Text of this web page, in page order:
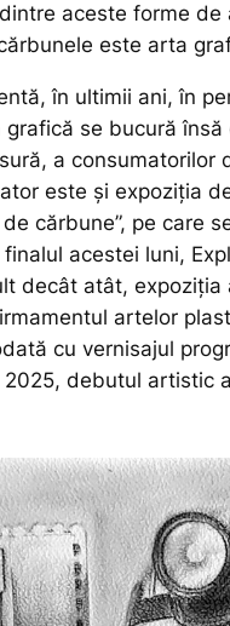
aceste forme de
este arta
în ultimii ani, în
grafică se bucură
a consumatorilor
este și expoziția
de cărbune”, pe care
acestei luni,
decât atât, expoziția
artelor
cu vernisajul
debutul artistic